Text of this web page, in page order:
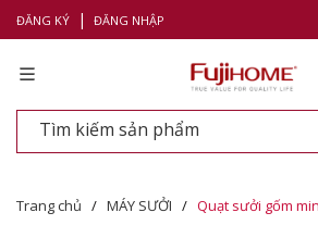
ĐĂNG KÝ | ĐĂNG NHẬP
Trang chủ / MÁY SƯỞI / Quạt sưởi gốm